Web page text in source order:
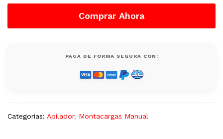
1000
Metros
Comprar Ahora
PAGA DE FORMA SEGURA CON:
Categorias: Apilador, Montacargas Manual